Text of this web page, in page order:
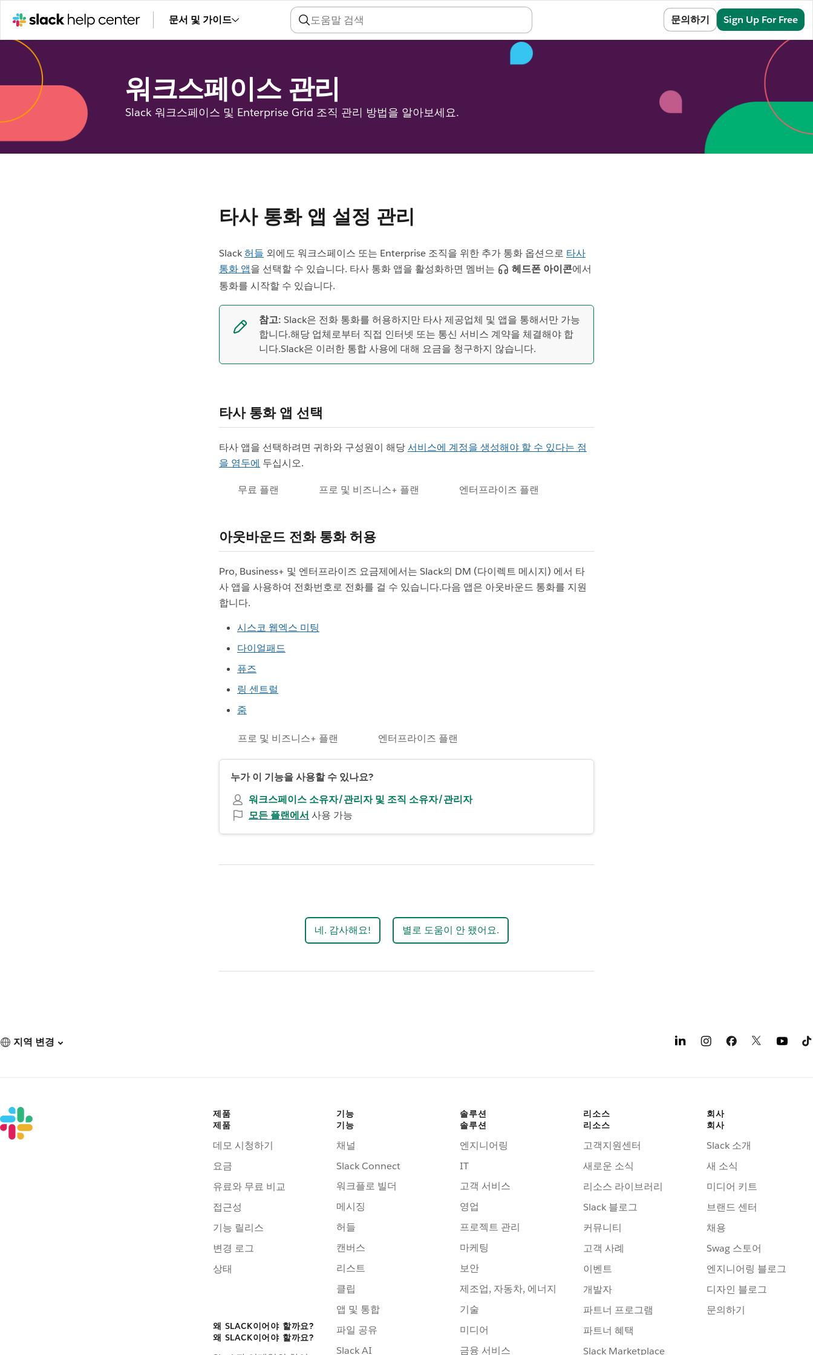
문서 및 가이드 문의하기 Sign Up For Free
워크스페이스 관리
Slack 워크스페이스 및 Enterprise Grid 조직 관리 방법을 알아보세요.
타사 통화 앱 설정 관리
Slack허들 외에도 워크스페이스 또는 Enterprise 조직을 위한 추가 통화 옵션으로 타사
통화 앱을 선택할 수 있습니다. 타사 통화 앱을 활성화하면 멤버는 헤드폰 아이콘에서
통화를 시작할 수 있습니다.
참고: Slack은 전화 통화를 허용하지만 타사 제공업체 및 앱을 통해서만 가능
합니다.해당 업체로부터 직접 인터넷 또는 통신 서비스 계약을 체결해야 합
니다.Slack은 이러한 통합 사용에 대해 요금을 청구하지 않습니다.
타사 통화 앱 선택
타사 앱을 선택하려면 귀하와 구성원이 해당서비스에 계정을 생성해야 할 수 있다는 점
을 염두에 두십시오.
무료 플랜 프로 및 비즈니스+ 플랜 엔터프라이즈 플랜
아웃바운드 전화 통화 허용
Pro, Business+ 및 엔터프라이즈 요금제에서는 Slack의 DM (다이렉트 메시지) 에서 타
사 앱을 사용하여 전화번호로 전화를 걸 수 있습니다.다음 앱은 아웃바운드 통화를 지원
합니다.
시스코 웹엑스 미팅
다이얼패드
퓨즈
링 센트럴
줌
프로 및 비즈니스+ 플랜 엔터프라이즈 플랜
누가 이 기능을 사용할 수 있나요?
워크스페이스 소유자/관리자 및 조직 소유자/관리자
모든 플랜에서 사용 가능
네. 감사해요! 별로 도움이 안 됐어요.
지역 변경
제품
제품
데모 시청하기
요금
유료와 무료 비교
접근성
기능 릴리스
변경 로그
상태
왜 SLACK이어야 할까요?
왜 SLACK이어야 할까요?
기능
기능
채널
Slack Connect
워크플로 빌더
메시징
허들
캔버스
리스트
클립
앱 및 통합
파일 공유
Slack AI
솔루션
솔루션
엔지니어링
IT
고객 서비스
영업
프로젝트 관리
마케팅
보안
제조업, 자동차, 에너지
기술
미디어
금융 서비스
리소스
리소스
고객지원센터
새로운 소식
리소스 라이브러리
Slack 블로그
커뮤니티
고객 사례
이벤트
개발자
파트너 프로그램
파트너 혜택
Slack Marketplace
회사
회사
Slack 소개
새 소식
미디어 키트
브랜드 센터
채용
Swag 스토어
엔지니어링 블로그
디자인 블로그
문의하기